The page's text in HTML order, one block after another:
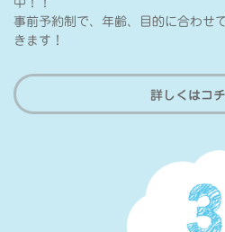
中！！
事前予約制で、年齢、目的に合わせ
きます！
詳しくはコ